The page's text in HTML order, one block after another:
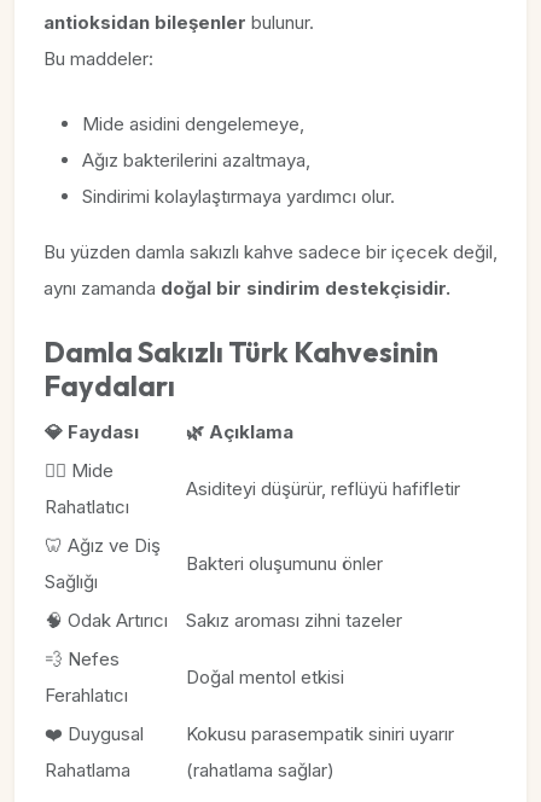
antioksidan bileşenler bulunur.
Bu maddeler:
Mide asidini dengelemeye,
Ağız bakterilerini azaltmaya,
Sindirimi kolaylaştırmaya yardımcı olur.
Bu yüzden damla sakızlı kahve sadece bir içecek değil,
aynı zamanda doğal bir sindirim destekçisidir.
Damla Sakızlı Türk Kahvesinin
Faydaları
💎 Faydası
🌿 Açıklama
🧘‍♀️ Mide
Rahatlatıcı
Asiditeyi düşürür, reflüyü hafifletir
🦷 Ağız ve Diş
Sağlığı
Bakteri oluşumunu önler
🧠 Odak Artırıcı
Sakız aroması zihni tazeler
💨 Nefes
Ferahlatıcı
Doğal mentol etkisi
❤️ Duygusal
Rahatlama
Kokusu parasempatik siniri uyarır
(rahatlama sağlar)